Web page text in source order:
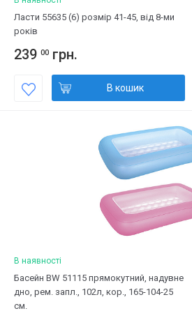
Ласти 55635 (6) розмір 41-45, від 8-ми
років
239 00 грн.
В кошик
В наявності
Басейн BW 51115 прямокутний, надувне
дно, рем. запл., 102л, кор., 165-104-25
см.